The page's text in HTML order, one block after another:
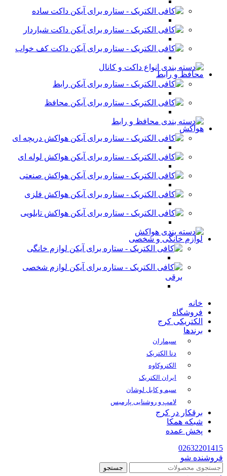
داکت ساده
داکت شیاردار
داکت کف خواب
محافظ و رابط
رابط
محافظ
هواکش
هواکش دریچه ای
هواکش لوله ای
هواکش صنعتی
هواکش فلزی
هواکش تابلویی
لوازم خانگی و شخصی
لوازم خانگی
لوازم شخصی
برقی
خانه
فروشگاه
الکتریکی کرج
برندها
سیماران
دنا الکتریک
الکتروکاوه
ایران الکتریک
سیم و کابل لوشان
لامپ و روشنایی پارمیس
برقکار در کرج
شبکه همکا
پخش عمده
02632201415
فروشنده شو
جستجو